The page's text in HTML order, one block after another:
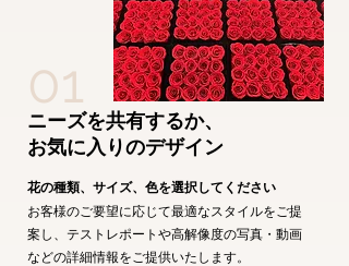
01
ニーズを共有するか、
お気に入りのデザイン
花の種類、サイズ、色を選択してください
お客様のご要望に応じて最適なスタイルをご提
案し、テストレポートや高解像度の写真・動画
などの詳細情報をご提供いたします。